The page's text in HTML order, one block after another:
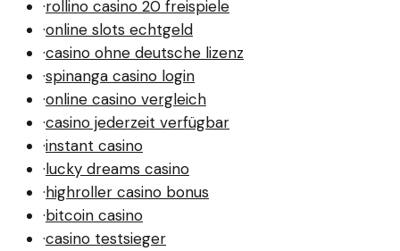
·rollino casino 20 freispiele
·online slots echtgeld
·casino ohne deutsche lizenz
·spinanga casino login
·online casino vergleich
·casino jederzeit verfügbar
·instant casino
·lucky dreams casino
·highroller casino bonus
·bitcoin casino
·casino testsieger